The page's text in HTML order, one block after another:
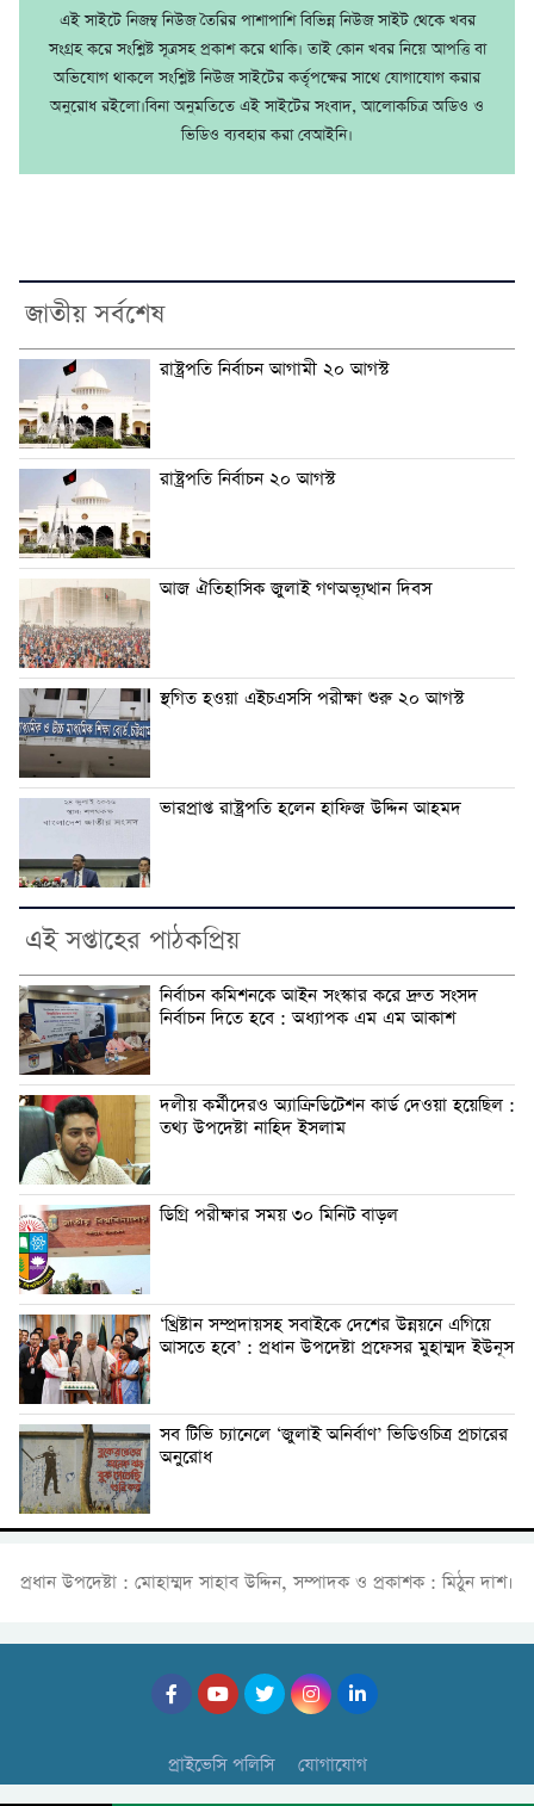
এই সাইটে নিজম্ব নিউজ তৈরির পাশাপাশি বিভিন্ন নিউজ সাইট থেকে খবর
সংগ্রহ করে সংশ্লিষ্ট সূত্রসহ প্রকাশ করে থাকি। তাই কোন খবর নিয়ে আপত্তি বা
অভিযোগ থাকলে সংশ্লিষ্ট নিউজ সাইটের কর্তৃপক্ষের সাথে যোগাযোগ করার
অনুরোধ রইলো।বিনা অনুমতিতে এই সাইটের সংবাদ, আলোকচিত্র অডিও ও
ভিডিও ব্যবহার করা বেআইনি।
জাতীয় সর্বশেষ
রাষ্ট্রপতি নির্বাচন আগামী ২০ আগস্ট
রাষ্ট্রপতি নির্বাচন ২০ আগস্ট
আজ ঐতিহাসিক জুলাই গণঅভ্যূত্থান দিবস
স্থগিত হওয়া এইচএসসি পরীক্ষা শুরু ২০ আগস্ট
ভারপ্রাপ্ত রাষ্ট্রপতি হলেন হাফিজ উদ্দিন আহমদ
এই সপ্তাহের পাঠকপ্রিয়
নির্বাচন কমিশনকে আইন সংস্কার করে দ্রুত সংসদ
নির্বাচন দিতে হবে : অধ্যাপক এম এম আকাশ
দলীয় কর্মীদেরও অ্যাক্রিডিটেশন কার্ড দেওয়া হয়েছিল :
তথ্য উপদেষ্টা নাহিদ ইসলাম
ডিগ্রি পরীক্ষার সময় ৩০ মিনিট বাড়ল
‘খ্রিষ্টান সম্প্রদায়সহ সবাইকে দেশের উন্নয়নে এগিয়ে
আসতে হবে’ : প্রধান উপদেষ্টা প্রফেসর মুহাম্মদ ইউনূস
সব টিভি চ্যানেলে ‘জুলাই অনির্বাণ’ ভিডিওচিত্র প্রচারের
অনুরোধ
প্রধান উপদেষ্টা : মোহাম্মদ সাহাব উদ্দিন, সম্পাদক ও প্রকাশক : মিঠুন দাশ।
প্রাইভেসি পলিসি যোগাযোগ